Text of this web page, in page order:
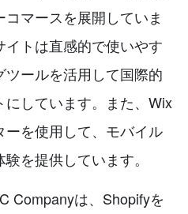
コマースを展開していま
トは直感的で使いやす
ツールを活用して国際的
にしています。また、Wix
を使用して、モバイル
を提供しています。
Companyは、Shopifyを